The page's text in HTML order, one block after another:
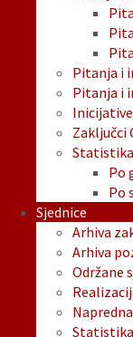
Pitanja i
Pitanja i
Zaključci
Po
Po
Sjednice
Arhiva
Arhiva
Održane